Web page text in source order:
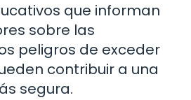
que informan
sobre las
peligros de exceder
contribuir a una
segura.